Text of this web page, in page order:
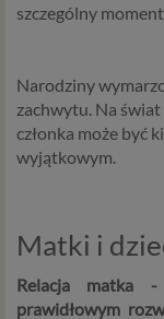
szczególny
Narodziny
zachwytu. Na
członka może być
wyjątkowym.
Matki i
Relacja matka
prawidłowym